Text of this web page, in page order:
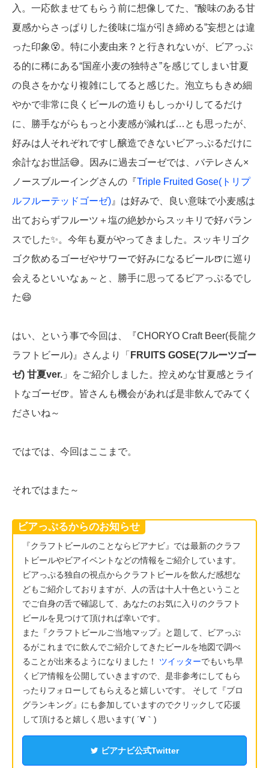
入。一応飲ませてもらう前に想像してた、“酸味のある甘
夏感からさっぱりした後味に塩が引き締める”妄想とは違
った印象😵。特に小麦由来？と行きれないが、ビアっぷ
る的に稀にある“国産小麦の独特さ”を感じてしまい甘夏
の良さをかなり複雑にしてると感じた。泡立ちもきめ細
やかで非常に良くビールの造りもしっかりしてるだけ
に、勝手ながらもっと小麦感が減れば…とも思ったが、
好みは人それぞれですし醸造できないビアっぷるだけに
余計なお世話😅。因みに過去ゴーゼでは、バテレさん×
ノースブルーイングさんの『Triple Fruited Gose(トリプ
ルフルーテッドゴーゼ) 』は好みで、良い意味で小麦感は
出ておらずフルーツ＋塩の絶妙からスッキリで好バラン
スでした✨。今年も夏がやってきました。スッキリゴク
ゴク飲めるゴーゼやサワーで好みになるビール🍺に巡り
会えるといいなぁ～と、勝手に思ってるビアっぷるでし
た😄
はい、という事で今回は、『CHORYO Craft Beer(長龍ク
ラフトビール)』さんより「 FRUITS GOSE(フルーツゴー
ゼ) 甘夏ver. 」をご紹介しました。控えめな甘夏感とライ
トなゴーゼ🍺。皆さんも機会があれば是非飲んでみてく
ださいね～
ではでは、今回はここまで。
それではまた～
ビアっぷるからのお知らせ
『クラフトビールのことならビアナビ』では最新のクラフ
トビールやビアイベントなどの情報をご紹介しています。
ビアっぷる独自の視点からクラフトビールを飲んだ感想な
どもご紹介しておりますが、人の舌は十人十色ということ
でご自身の舌で確認して、あなたのお気に入りのクラフト
ビールを見つけて頂ければ幸いです。
また『クラフトビールご当地マップ』と題して、ビアっぷ
るがこれまでに飲んでご紹介してきたビールを地図で調べ
ることが出来るようになりました！ ツイッターでもいち早
くビア情報を公開していきますので、是非参考にしてもら
ったりフォローしてもらえると嬉しいです。 そして『ブロ
グランキング』にも参加していますのでクリックして応援
して頂けると嬉しく思います( ´∀｀)
ビアナビ公式Twitter